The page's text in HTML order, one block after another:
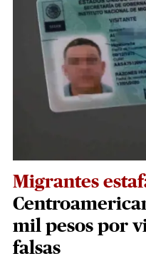
Migrantes
mil pesos por
falsas